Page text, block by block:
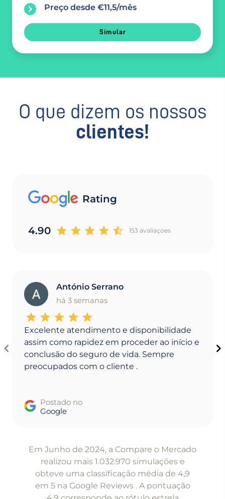
Preço desde €11,5/mês
Simular
O que dizem os nossos
clientes!
Rating
4.90 153 avaliaçoes
A
António Serrano
há 3 semanas
Excelente atendimento e disponibilidade
assim como rapidez em proceder ao início e
conclusão do seguro de vida. Sempre
preocupados com o cliente .
Postado no
Google
Em Junho de 2024, a Compare o Mercado
realizou mais 1.032.970 simulações e
obteve uma classificação média de 4,9
em 5 na Google Reviews . A pontuação